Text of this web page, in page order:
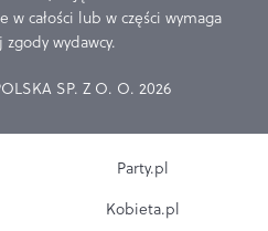
całości lub w części wymaga
wydawcy.
SP. Z O. O. 2026
Party.pl
Kobieta.pl